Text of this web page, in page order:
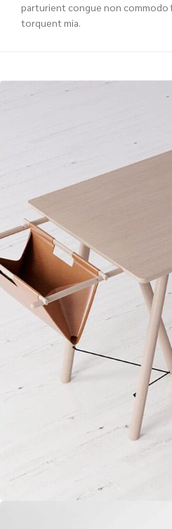
parturient congue non
torquent mia.